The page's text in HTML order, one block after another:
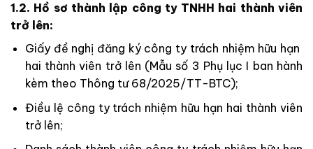
1.2. Hồ sơ thành lập công ty TNHH hai thành viên
trở lên:
Giấy đề nghị đăng ký công ty trách nhiệm hữu hạn
hai thành viên trở lên (Mẫu số 3 Phụ lục I ban hành
kèm theo Thông tư 68/2025/TT-BTC);
Điều lệ công ty trách nhiệm hữu hạn hai thành viên
trở lên;